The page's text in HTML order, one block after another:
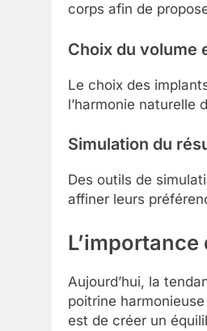
corps afin de
Choix du volume
Le choix des
l’harmonie naturelle
Simulation du
Des outils de
affiner leurs
Aujourd’hui, la
poitrine
est de créer un